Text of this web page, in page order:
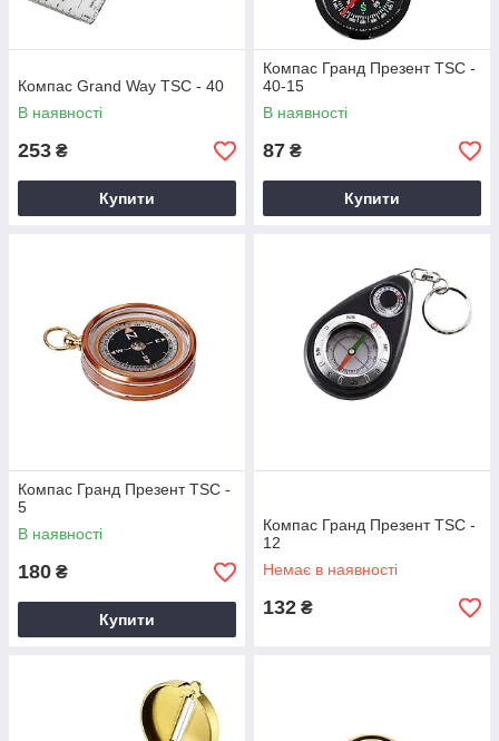
Компас Grand Way TSC - 40
В наявності
253 ₴
Купити
Компас Гранд Презент TSC -
40-15
В наявності
87 ₴
Купити
Компас Гранд Презент TSC -
5
В наявності
180 ₴
Купити
Компас Гранд Презент TSC -
12
Немає в наявності
132 ₴